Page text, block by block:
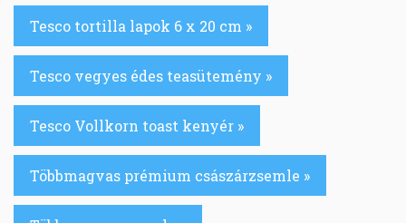
Tesco tortilla lapok 6 x 20 cm »
Tesco vegyes édes teasütemény »
Tesco Vollkorn toast kenyér »
Többmagvas prémium császárzsemle »